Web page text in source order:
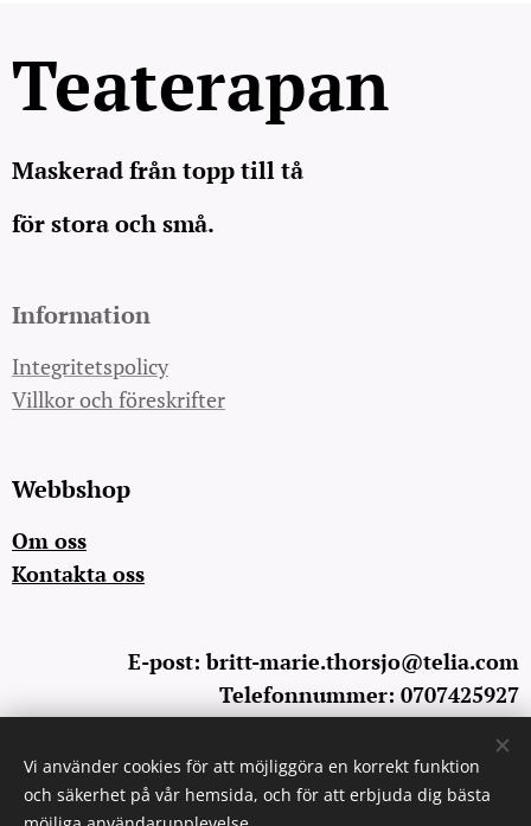
Teaterapan
Maskerad från topp till tå
för stora och små.
Information
Integritetspolicy
Villkor och föreskrifter
Webbshop
Om oss
Kontakta oss
E-post: britt-marie.thorsjo@telia.com
Telefonnummer: 0707425927
Cookies
Vi använder cookies för att möjliggöra en korrekt funktion
och säkerhet på vår hemsida, och för att erbjuda dig bästa